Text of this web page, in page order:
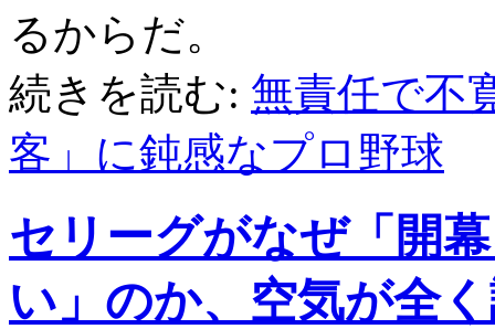
るからだ。
続きを読む: 無責任で不
客」に鈍感なプロ野球
セリーグがなぜ「開
い」のか、空気が全